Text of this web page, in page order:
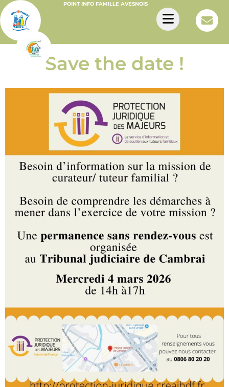
POINT INFO FAMILLE AVESNOIS
Save the date !